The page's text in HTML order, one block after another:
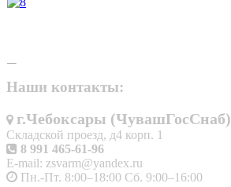
Наши контакты:
г.Чебоксары (ЧувашГосСнаб)
Складской проезд, д4 корп. 1
8 991 465-61-96
E-mail: zsvarm@yandex.ru
Пн.-Пт. 8:00–18:00 Сб. 9:00–16:00